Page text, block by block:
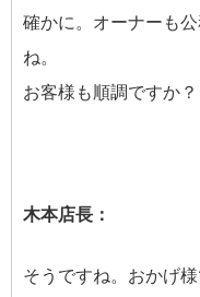
確かに。オーナーも
ね。
お客様も順調ですか？
木本店長：
そうですね。おかげ